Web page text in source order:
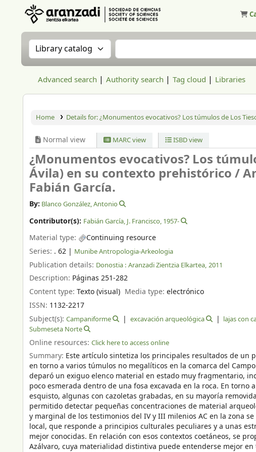
Search the catalog by:Search the catalog
Advanced search Authority search Tag cloud Libraries
Home Details for:¿Monumentos evocativos? Los túmulos de Los
Normal view MARC view ISBD view
¿Monumentos evocativos? Los
Ávila) en su contexto prehistórico /
Fabián García.
By: Blanco González, Antonio
Contributor(s): Fabián García, J. Francisco, 1957-
Material type:
Continuing resource
Series: . 62 | Munibe Antropologia-Arkeologia
Publication details: Donostia : Aranzadi Zientzia Elkartea, 2011
Description: Páginas 251-282
Content type: Texto (visual) Media type:electrónico
ISSN: 1132-2217
Subject(s): Campaniforme excavación arqueológica lajas con
Submeseta Norte
Online resources: Click here to access online
Summary: Este artículo sintetiza los principales resultados de un
en torno a varios túmulos no megalíticos en la comarca del
deparó un exiguo elenco material en estado muy fragmentario,
poco esmerada dentro de una fosa excavada en la roca. En
esquisto, algunas con cazoletas grabadas, en su mayoría
permitido detectar pequeñas concentraciones de material
y marginal de los testimonios del IV y III milenios AC en la zona
local, que responde a principios culturales peculiares y a unas
mejor conocidas. En relación con esos contextos coetáneos, se
Azálvaro, cuya materialidad distintiva puede entenderse mejor